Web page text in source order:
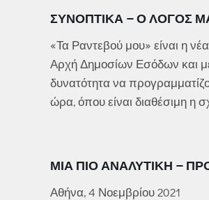
ΣΥΝΟΠΤΙΚΆ – Ο ΛΌΓΟΣ
«Τα Ραντεβού μου» είναι η
Αρχή Δημοσίων Εσόδων και
δυνατότητα να
ώρα, όπου είναι διαθέσιμη η
ΜΙΑ ΠΙΟ ΑΝΑΛΥΤΙΚΉ –
Αθήνα, 4 Νοεμβρίου 2021